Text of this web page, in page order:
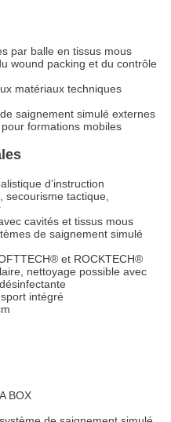
par balle en tissus mous
wound packing et du contrôle
matériaux techniques
saignement simulé externes
formations mobiles
d’instruction
secourisme tactique,
cavités et tissus mous
de saignement simulé
et ROCKTECH®
nettoyage possible avec
intégré
BOX